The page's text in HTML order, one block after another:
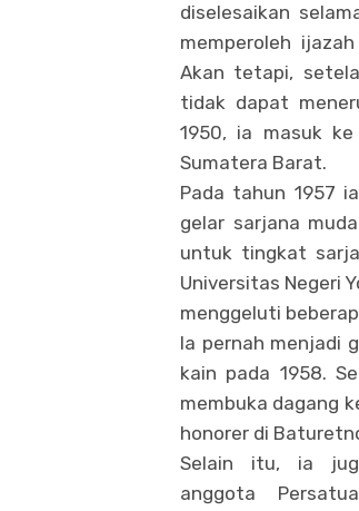
diselesaikan
memperoleh
Akan tetapi,
tidak dapat
1950, ia masuk ke
Sumatera Barat.
Pada tahun 1957
gelar sarjana
untuk tingkat
Universitas Negeri
menggeluti
Ia pernah menjadi
kain pada 1958.
membuka dagang
honorer di
Selain itu, ia
anggota